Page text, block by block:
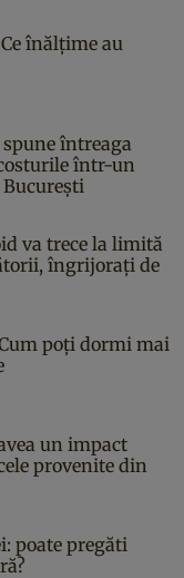
înălțime au
întreaga
într-un
va trece la limită
îngrijorați de
poți dormi mai
un impact
provenite din
poate pregăti